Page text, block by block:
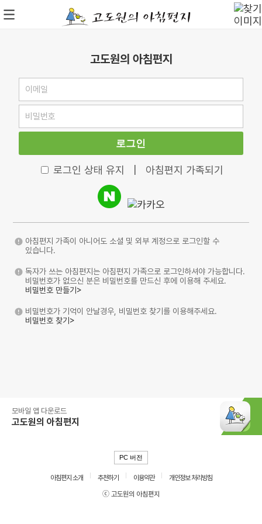
고도원의 아침편지
로그인
로그인 상태 유지 아침편지 가족되기
아침편지 가족이 아니어도 소셜 및 외부 계정으로 로그인할 수
있습니다.
독자가 쓰는 아침편지는 아침편지 가족으로 로그인하셔야 가능합니다.
비밀번호가 없으신 분은 비밀번호를 만드신 후에 이용해 주세요.
비밀번호 만들기>
비밀번호가 기억이 안날경우, 비밀번호 찾기를 이용해주세요.
비밀번호 찾기>
모바일 앱 다운로드
고도원의 아침편지
PC 버전
아침편지 소개 추천하기 이용약관
개인정보 처리방침
ⓒ 고도원의 아침편지